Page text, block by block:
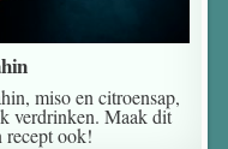
miso en citroensap,
verdrinken. Maak dit
recept ook!